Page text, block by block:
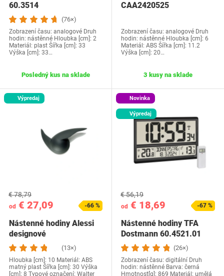
60.3514
(76×)
Zobrazení času: analogové Druh
hodin: nástěnné Hloubka [cm]: 2
Materiál: plast Šířka [cm]: 33
Výška [cm]: 33…
Posledný kus na sklade
CAA2420525
Zobrazení času: analogové Druh
hodin: nástěnné Hloubka [cm]: 6
Materiál: ABS Šířka [cm]: 11.2
Výška [cm]: 20…
3 kusy na sklade
Výpredaj
od € 27,09
€ 78,79
-66 %
Nástenné hodiny Alessi
designové
(13×)
Hloubka [cm]: 10 Materiál: ABS
matný plast Šířka [cm]: 30 Výška
[cm]: 8 Typové označení: Walter
Novinka
Výpredaj
od € 18,69
€ 56,19
-67 %
Nástenné hodiny TFA
Dostmann ‎60.4521.01
(26×)
Zobrazení času: digitální Druh
hodin: nástěnné Barva: ‎černá
Hmotnost[g]: 869 Materiál: ‎umělá